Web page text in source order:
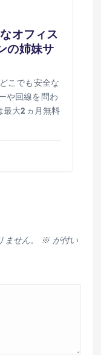
オフィス
の姉妹サ
こでも安全な
や回線を問わ
最大2ヵ月無料
せん。 ※が付い